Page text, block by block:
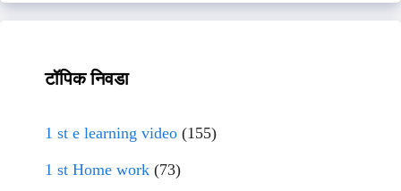
टॉपिक निवडा
1 st e learning video (155)
1 st Home work (73)